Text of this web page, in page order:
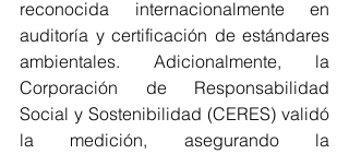
reconocida internacionalmente en
auditoría y certificación de estándares
ambientales. Adicionalmente, la
Corporación de Responsabilidad
Social y Sostenibilidad (CERES) validó
la medición, asegurando la